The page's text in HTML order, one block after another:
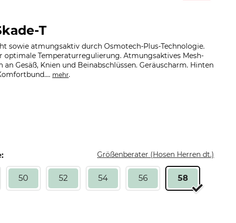
T
sowie atmungsaktiv durch Osmotech-Plus-Technologie.
optimale Temperaturregulierung. Atmungsaktives Mesh-
an Gesäß, Knien und Beinabschlüssen. Geräuscharm. Hinten
mehr.
Größenberater (Hosen Herren dt.)
50 52 54 56 58